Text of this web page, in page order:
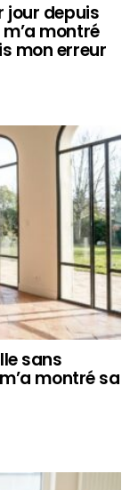
jour depuis
montré
mon erreur
sans
montré sa